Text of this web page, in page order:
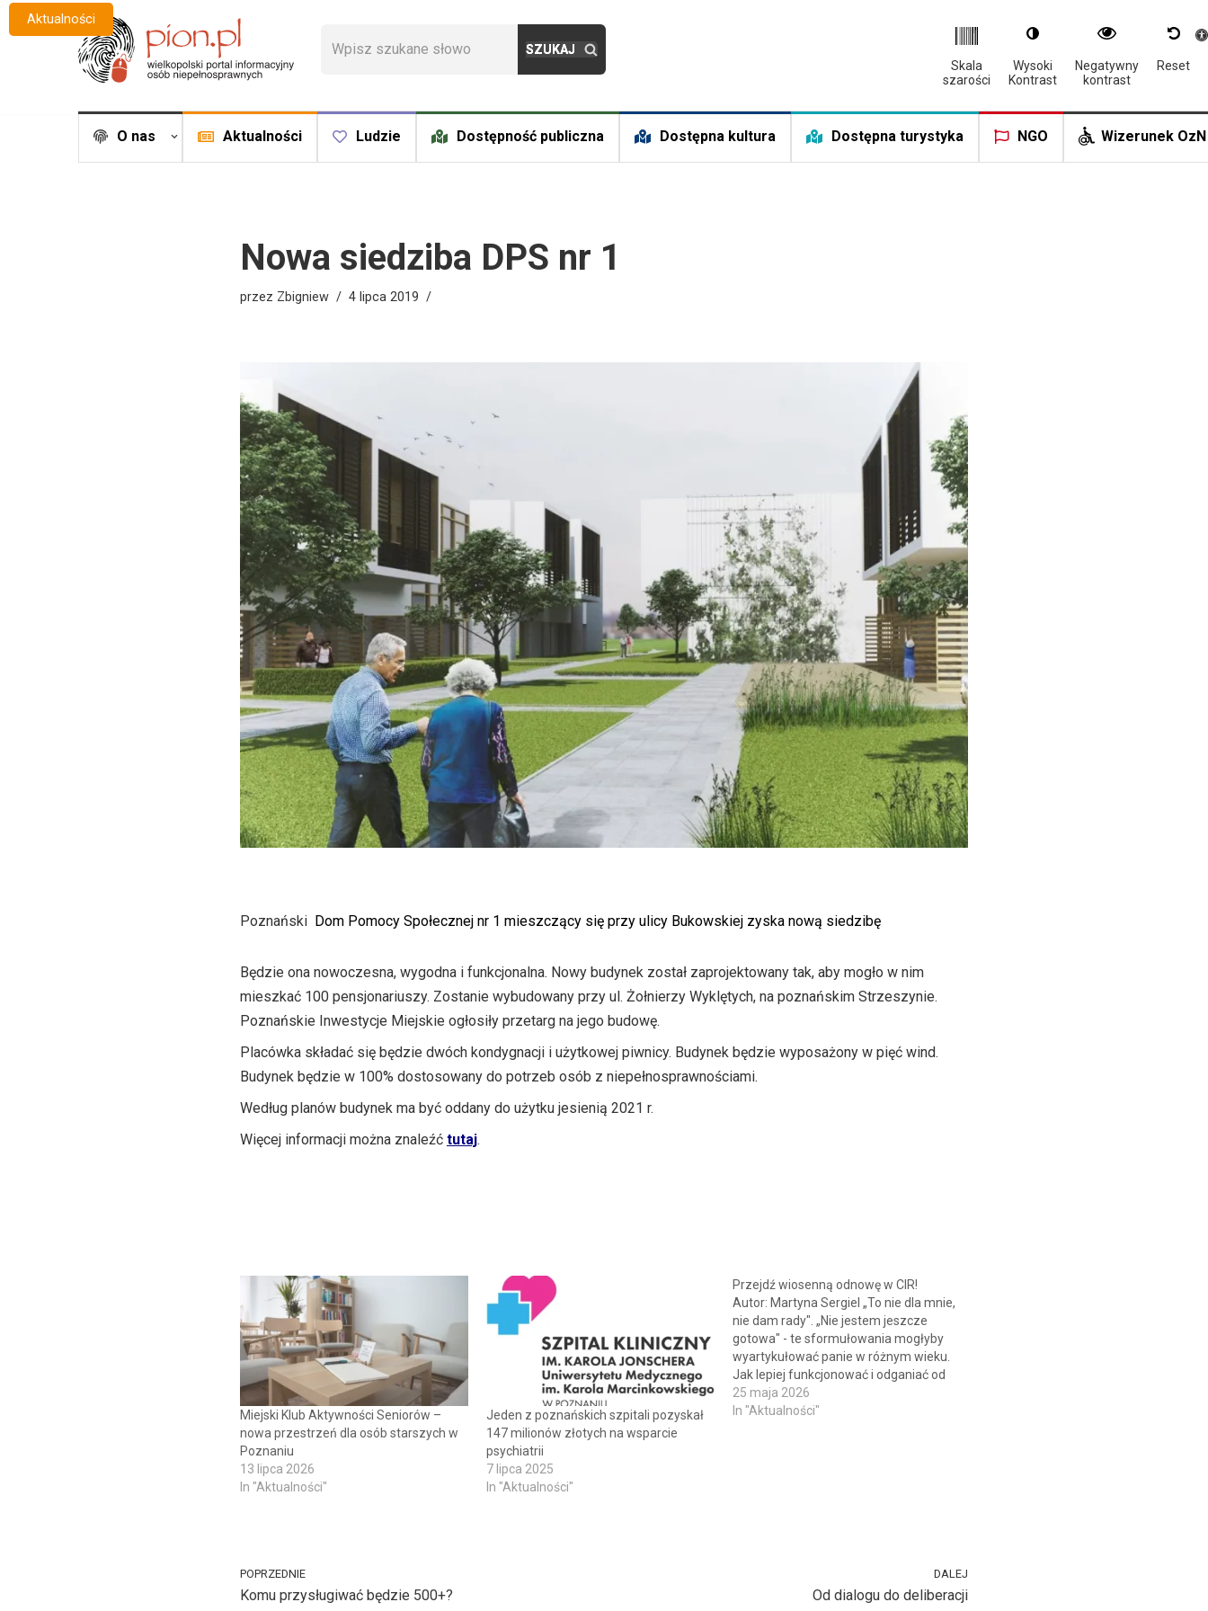
Skala
szarości
Wysoki
Kontrast
Negatywny
kontrast
Reset
O nas Aktualności Ludzie Dostępność publiczna Dostępna kultura Dostępna turystyka NGO Wizerunek OzN
Nowa siedziba DPS nr 1
przez Zbigniew 4 lipca 2019
Aktualności
Poznański Dom Pomocy Społecznej nr 1 mieszczący się przy ulicy Bukowskiej zyska nową siedzibę
Będzie ona nowoczesna, wygodna i funkcjonalna. Nowy budynek został zaprojektowany tak, aby mogło w nim
mieszkać 100 pensjonariuszy. Zostanie wybudowany przy ul. Żołnierzy Wyklętych, na poznańskim Strzeszynie.
Poznańskie Inwestycje Miejskie ogłosiły przetarg na jego budowę.
Placówka składać się będzie dwóch kondygnacji i użytkowej piwnicy. Budynek będzie wyposażony w pięć wind.
Budynek będzie w 100% dostosowany do potrzeb osób z niepełnosprawnościami.
Według planów budynek ma być oddany do użytku jesienią 2021 r.
Więcej informacji można znaleźć tutaj.
Miejski Klub Aktywności Seniorów –
nowa przestrzeń dla osób starszych w
Poznaniu
13 lipca 2026
In "Aktualności"
Jeden z poznańskich szpitali pozyskał
147 milionów złotych na wsparcie
psychiatrii
7 lipca 2025
In "Aktualności"
Przejdź wiosenną odnowę w CIR!
Autor: Martyna Sergiel „To nie dla mnie,
nie dam rady". „Nie jestem jeszcze
gotowa" - te sformułowania mogłyby
wyartykułować panie w różnym wieku.
Jak lepiej funkcjonować i odganiać od
siebie zwątpienie czy mentalne bariery?
Jak odzyskać wewnętrzną moc i
25 maja 2026
In "Aktualności"
POPRZEDNIE
Komu przysługiwać będzie 500+?
DALEJ
Od dialogu do deliberacji